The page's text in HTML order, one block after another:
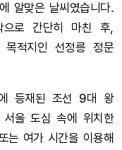
알맞은 날씨였습니다.
으로 간단히 마친 후,
적지인 선정릉 정문
등재된 조선 9대 왕
울 도심 속에 위치한
는 여가 시간을 이용해